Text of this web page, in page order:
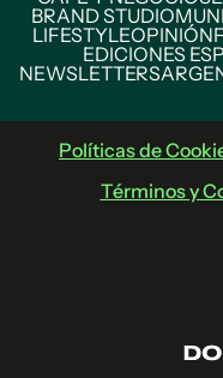
BRAND STUDIO
LIFESTYLEOPINIÓN
EDICIONES
NEWSLETTERS
Políticas de
Términos y